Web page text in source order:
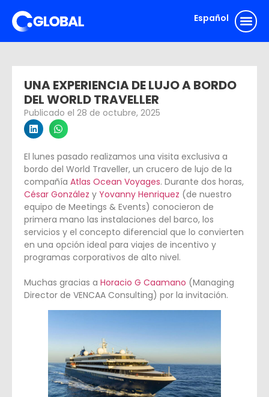
Español
English
UNA EXPERIENCIA DE LUJO A BORDO
DEL WORLD TRAVELLER
Publicado el 28 de octubre, 2025
El lunes pasado realizamos una visita exclusiva a
bordo del World Traveller, un crucero de lujo de la
compañía Atlas Ocean Voyages. Durante dos horas,
César González y Yovanny Henriquez (de nuestro
equipo de Meetings & Events) conocieron de
primera mano las instalaciones del barco, los
servicios y el concepto diferencial que lo convierten
en una opción ideal para viajes de incentivo y
programas corporativos de alto nivel.
Muchas gracias a Horacio G Caamano (Managing
Director de VENCAA Consulting) por la invitación.